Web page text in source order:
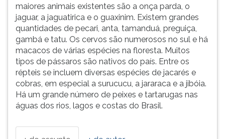
maiores animais existentes são a onça parda, o
jaguar, a jaguatirica e o guaxinim. Existem grandes
quantidades de pecari, anta, tamanduá, preguiça,
gambá e tatu. Os cervos são numerosos no sul e há
macacos de várias espécies na floresta. Muitos
tipos de pássaros são nativos do país. Entre os
répteis se incluem diversas espécies de jacarés e
cobras, em especial a surucucu, a jararaca e a jibóia.
Há um grande número de peixes e tartarugas nas
águas dos rios, lagos e costas do Brasil.